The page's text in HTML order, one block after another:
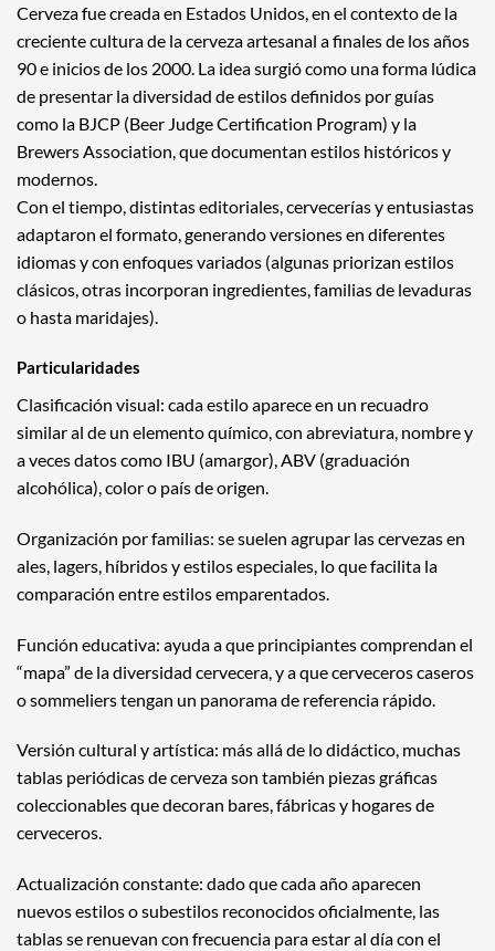
Cerveza fue creada en Estados Unidos, en el contexto de la
creciente cultura de la cerveza artesanal a finales de los años
90 e inicios de los 2000. La idea surgió como una forma lúdica
de presentar la diversidad de estilos definidos por guías
como la BJCP (Beer Judge Certification Program) y la
Brewers Association, que documentan estilos históricos y
modernos.
Con el tiempo, distintas editoriales, cervecerías y entusiastas
adaptaron el formato, generando versiones en diferentes
idiomas y con enfoques variados (algunas priorizan estilos
clásicos, otras incorporan ingredientes, familias de levaduras
o hasta maridajes).
Particularidades
Clasificación visual: cada estilo aparece en un recuadro
similar al de un elemento químico, con abreviatura, nombre y
a veces datos como IBU (amargor), ABV (graduación
alcohólica), color o país de origen.
Organización por familias: se suelen agrupar las cervezas en
ales, lagers, híbridos y estilos especiales, lo que facilita la
comparación entre estilos emparentados.
Función educativa: ayuda a que principiantes comprendan el
“mapa” de la diversidad cervecera, y a que cerveceros caseros
o sommeliers tengan un panorama de referencia rápido.
Versión cultural y artística: más allá de lo didáctico, muchas
tablas periódicas de cerveza son también piezas gráficas
coleccionables que decoran bares, fábricas y hogares de
cerveceros.
Actualización constante: dado que cada año aparecen
nuevos estilos o subestilos reconocidos oficialmente, las
tablas se renuevan con frecuencia para estar al día con el